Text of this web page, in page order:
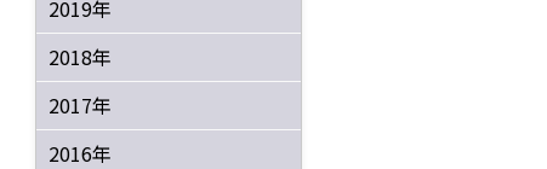
2019年
2018年
2017年
2016年